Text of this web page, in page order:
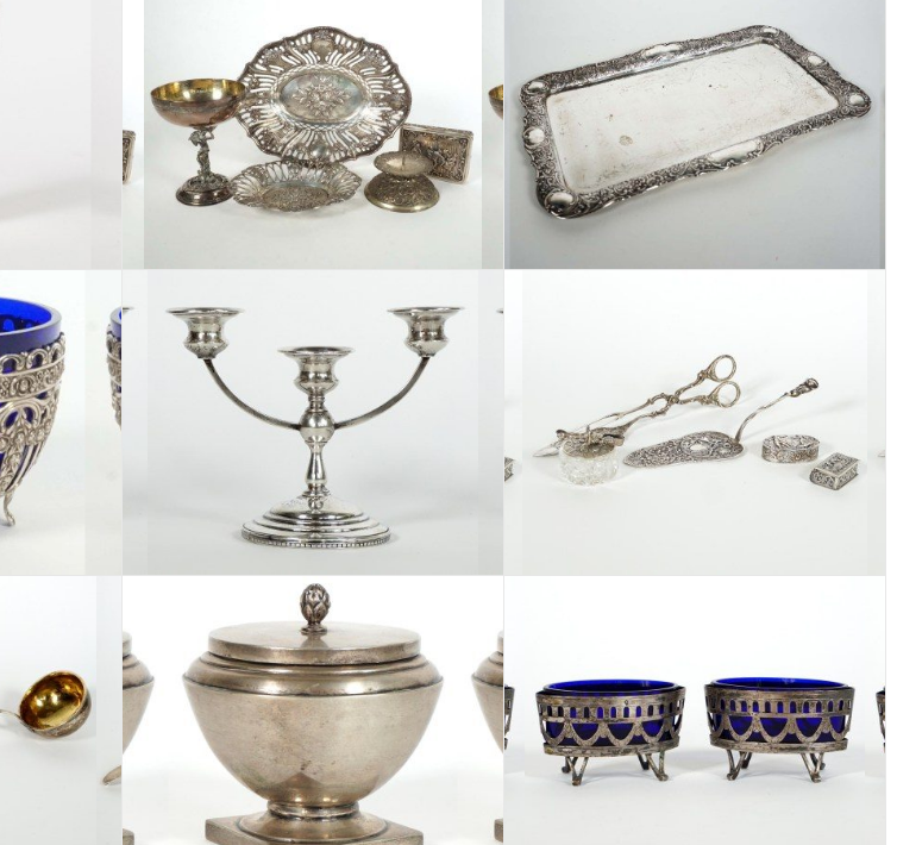
Los 330 Los 331
Los 334 Los 335
Los 338 Los 339